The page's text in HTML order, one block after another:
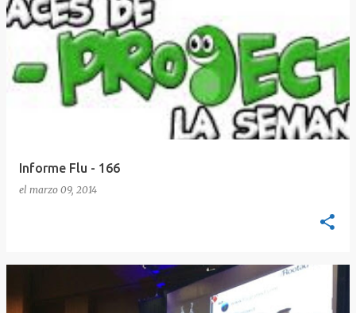
Informe Flu - 166
el marzo 09, 2014